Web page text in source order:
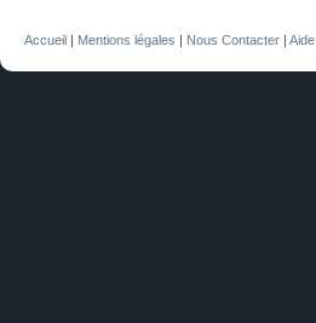
Accueil Mentions légales Nous Contacter Aide